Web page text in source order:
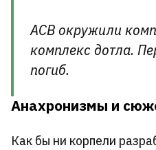
АСВ окружили
комплекс дотла.
погиб.
Анахронизмы и
Как бы ни корпели